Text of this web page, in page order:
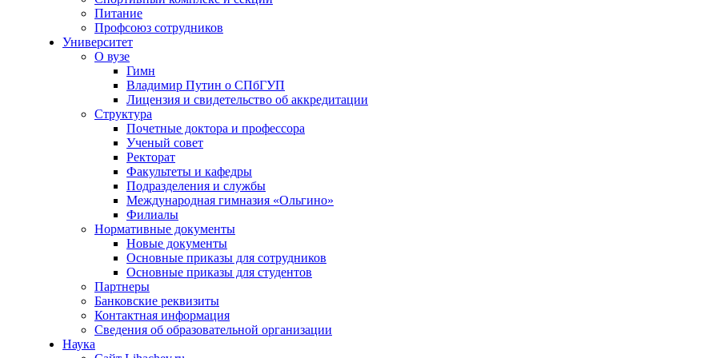
Питание
Профсоюз сотрудников
Университет
О вузе
Гимн
Владимир Путин о СПбГУП
Лицензия и свидетельство об аккредитации
Структура
Почетные доктора и профессора
Ученый совет
Ректорат
Факультеты и кафедры
Подразделения и службы
Международная гимназия «Ольгино»
Филиалы
Нормативные документы
Новые документы
Основные приказы для сотрудников
Основные приказы для студентов
Партнеры
Банковские реквизиты
Контактная информация
Сведения об образовательной организации
Наука